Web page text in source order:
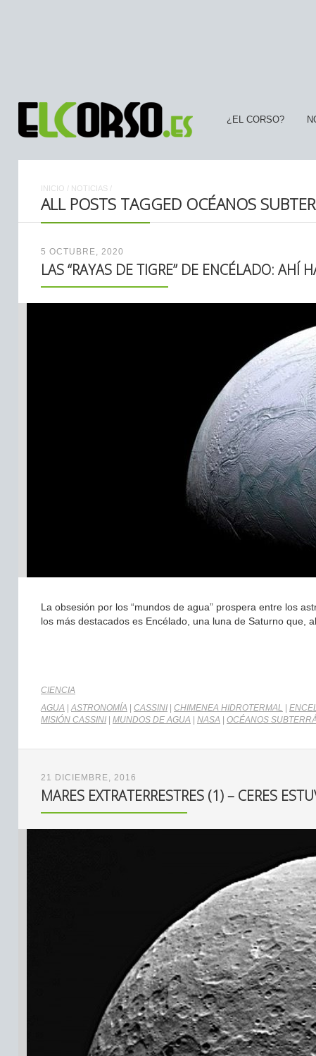
¿EL CORSO?
INICIO / NOTICIAS /
ALL POSTS TAGGED OCÉANOS
5 OCTUBRE, 2020
LAS “RAYAS DE TIGRE” DE ENCÉLADO: AHÍ
La obsesión por los “mundos de agua” prospera entre los
los más destacados es Encélado, una luna de Saturno que,
CIENCIA
AGUA |ASTRONOMÍA CASSINI CHIMENEA HIDROTERMAL
MISIÓN CASSINI
MUNDOS DE AGUA NASA OCÉANOS
21 DICIEMBRE, 2016
MARES EXTRATERRESTRES (1) – CERES